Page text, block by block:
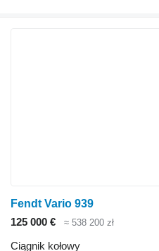
Fendt Vario 939
125 000 €
≈ 538 200 zł
Ciągnik kołowy